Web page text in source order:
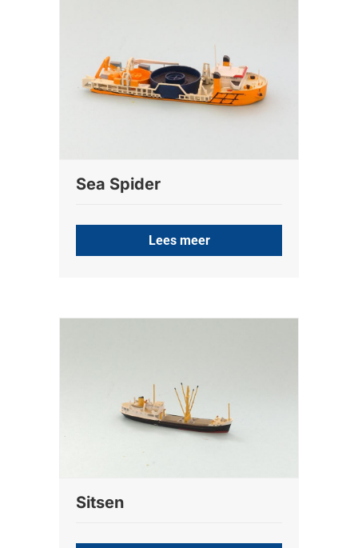
Sea Spider
Lees meer
Sitsen